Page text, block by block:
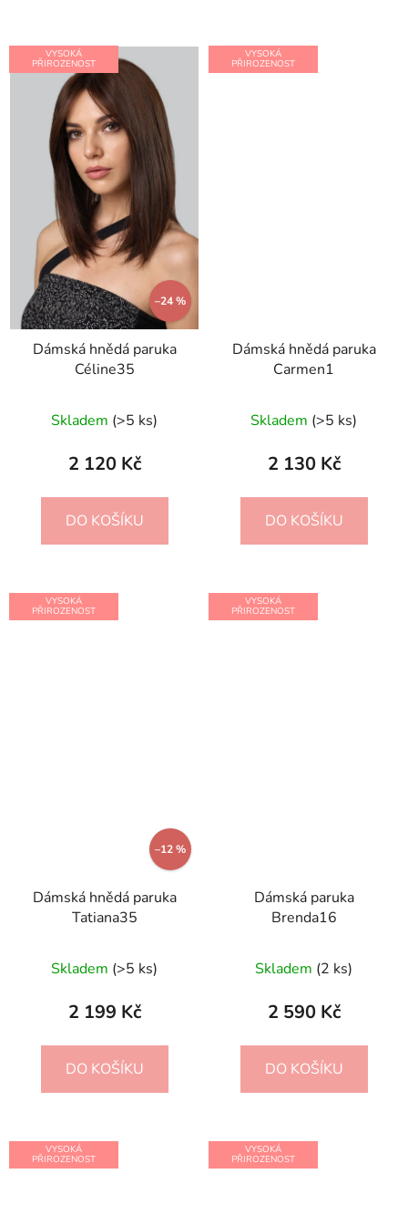
VYSOKÁ
PŘIROZENOST
–24 %
Dámská hnědá paruka
Céline35
Skladem (>5 ks)
2 120 Kč
DO KOŠÍKU
VYSOKÁ
PŘIROZENOST
Dámská hnědá paruka
Carmen1
Skladem (>5 ks)
2 130 Kč
DO KOŠÍKU
VYSOKÁ
PŘIROZENOST
–12 %
Dámská hnědá paruka
Tatiana35
hodnocení
produktu
5,0
z
Skladem (>5 ks)
2 199 Kč
DO KOŠÍKU
VYSOKÁ
PŘIROZENOST
Dámská paruka
Brenda16
Skladem (2 ks)
2 590 Kč
DO KOŠÍKU
VYSOKÁ
PŘIROZENOST
VYSOKÁ
PŘIROZENOST